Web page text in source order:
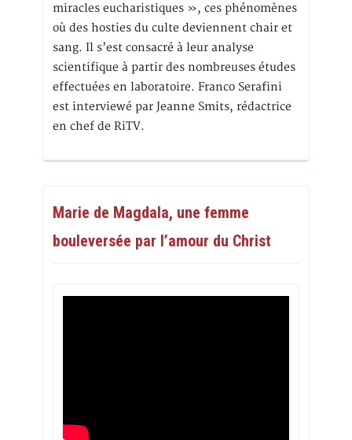
miracles eucharistiques », ces phénomènes
où des hosties du culte deviennent chair et
sang. Il s’est consacré à leur analyse
scientifique à partir des nombreuses études
effectuées en laboratoire. Franco Serafini
est interviewé par Jeanne Smits, rédactrice
en chef de RiTV.
Marie de Magdala, une femme
bouleversée par l’amour du Christ